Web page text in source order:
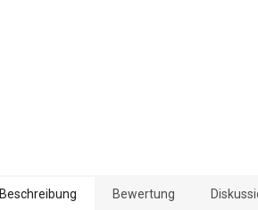
Beschreibung Bewertung